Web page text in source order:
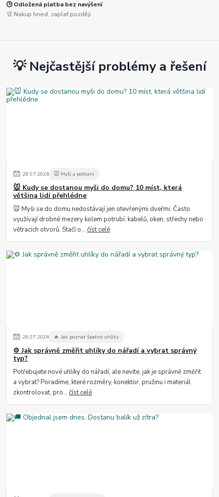
🕒 Odložená platba bez navýšení
🛒 Nakup hned, zaplať později
💡 Nejčastější problémy a řešení
28.07.2026 🐭 Myši a potkani
🐭 Kudy se dostanou myši do domu? 10 míst, která
většina lidí přehlédne
🐭 Myši se do domu nedostávají jen otevřenými dveřmi. Často
využívají drobné mezery kolem potrubí, kabelů, oken, střechy nebo
větracích otvorů. Stačí o...číst celé
28.07.2026 🔥 Jak poznat špatné uhlíky
⚙️ Jak správně změřit uhlíky do nářadí a vybrat správný
typ?
Potřebujete nové uhlíky do nářadí, ale nevíte, jak je správně změřit
a vybrat? Poradíme, které rozměry, konektor, pružinu i materiál
zkontrolovat, pro...číst celé